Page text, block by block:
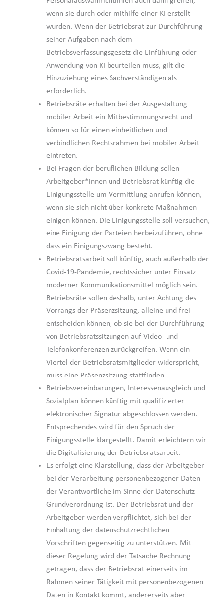
wenn sie durch oder mithilfe einer KI erstellt
wurden. Wenn der Betriebsrat zur Durchführung
seiner Aufgaben nach dem
Betriebsverfassungsgesetz die Einführung oder
Anwendung von KI beurteilen muss, gilt die
Hinzuziehung eines Sachverständigen als
erforderlich.
Betriebsräte erhalten bei der Ausgestaltung
mobiler Arbeit ein Mitbestimmungsrecht und
können so für einen einheitlichen und
verbindlichen Rechtsrahmen bei mobiler Arbeit
eintreten.
Bei Fragen der beruflichen Bildung sollen
Arbeitgeber*innen und Betriebsrat künftig die
Einigungsstelle um Vermittlung anrufen können,
wenn sie sich nicht über konkrete Maßnahmen
einigen können. Die Einigungsstelle soll versuchen,
eine Einigung der Parteien herbeizuführen, ohne
dass ein Einigungszwang besteht.
Betriebsratsarbeit soll künftig, auch außerhalb der
Covid-19-Pandemie, rechtssicher unter Einsatz
moderner Kommunikationsmittel möglich sein.
Betriebsräte sollen deshalb, unter Achtung des
Vorrangs der Präsenzsitzung, alleine und frei
entscheiden können, ob sie bei der Durchführung
von Betriebsratssitzungen auf Video- und
Telefonkonferenzen zurückgreifen. Wenn ein
Viertel der Betriebsratsmitglieder widerspricht,
muss eine Präsenzsitzung stattfinden.
Betriebsvereinbarungen, Interessenausgleich und
Sozialplan können künftig mit qualifizierter
elektronischer Signatur abgeschlossen werden.
Entsprechendes wird für den Spruch der
Einigungsstelle klargestellt. Damit erleichtern wir
die Digitalisierung der Betriebsratsarbeit.
Es erfolgt eine Klarstellung, dass der Arbeitgeber
bei der Verarbeitung personenbezogener Daten
der Verantwortliche im Sinne der Datenschutz-
Grundverordnung ist. Der Betriebsrat und der
Arbeitgeber werden verpflichtet, sich bei der
Einhaltung der datenschutzrechtlichen
Vorschriften gegenseitig zu unterstützen. Mit
dieser Regelung wird der Tatsache Rechnung
getragen, dass der Betriebsrat einerseits im
Rahmen seiner Tätigkeit mit personenbezogenen
Daten in Kontakt kommt, andererseits aber